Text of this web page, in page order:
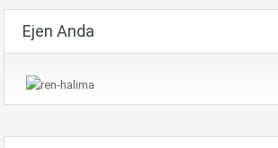
Ejen Anda